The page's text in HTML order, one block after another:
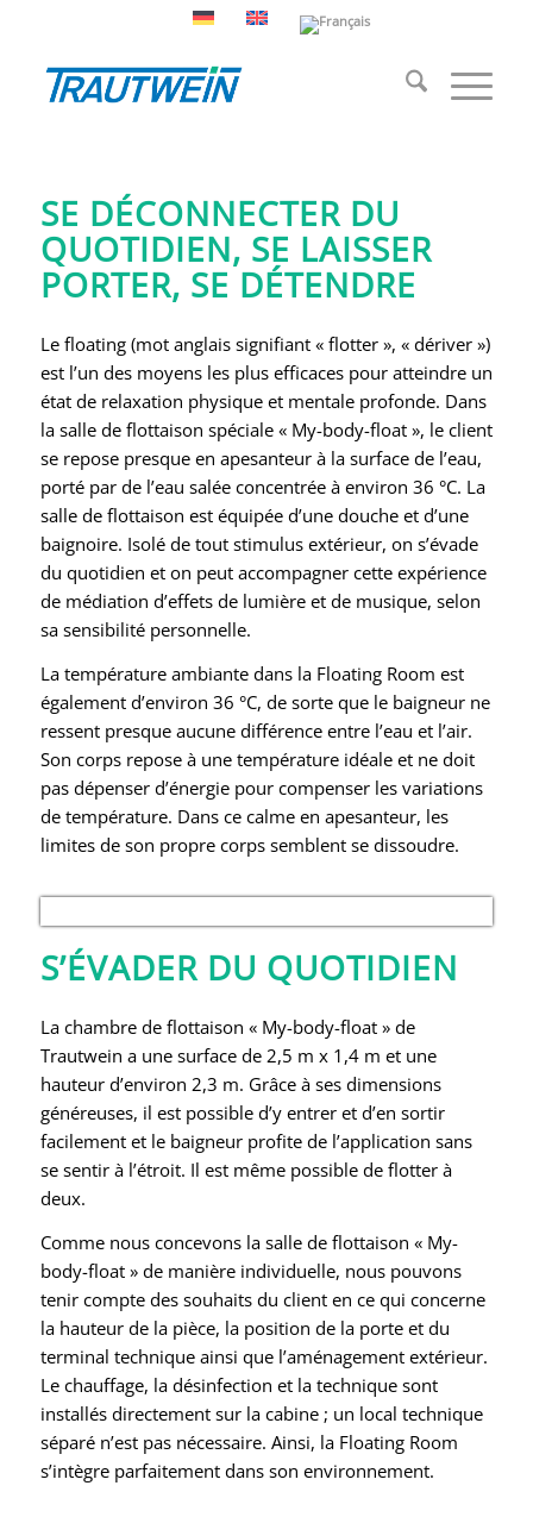
Salle flottante
SE DÉCONNECTER DU
QUOTIDIEN, SE LAISSER
PORTER, SE DÉTENDRE
Le floating (mot anglais signifiant « flotter », « dériver »)
est l’un des moyens les plus efficaces pour atteindre un
état de relaxation physique et mentale profonde. Dans
la salle de flottaison spéciale « My-body-float », le client
se repose presque en apesanteur à la surface de l’eau,
porté par de l’eau salée concentrée à environ 36 °C. La
salle de flottaison est équipée d’une douche et d’une
baignoire. Isolé de tout stimulus extérieur, on s’évade
du quotidien et on peut accompagner cette expérience
de médiation d’effets de lumière et de musique, selon
sa sensibilité personnelle.
La température ambiante dans la Floating Room est
également d’environ 36 °C, de sorte que le baigneur ne
ressent presque aucune différence entre l’eau et l’air.
Son corps repose à une température idéale et ne doit
pas dépenser d’énergie pour compenser les variations
de température. Dans ce calme en apesanteur, les
limites de son propre corps semblent se dissoudre.
S’ÉVADER DU QUOTIDIEN
La chambre de flottaison « My-body-float » de
Trautwein a une surface de 2,5 m x 1,4 m et une
hauteur d’environ 2,3 m. Grâce à ses dimensions
généreuses, il est possible d’y entrer et d’en sortir
facilement et le baigneur profite de l’application sans
se sentir à l’étroit. Il est même possible de flotter à
deux.
Comme nous concevons la salle de flottaison « My-
body-float » de manière individuelle, nous pouvons
tenir compte des souhaits du client en ce qui concerne
la hauteur de la pièce, la position de la porte et du
terminal technique ainsi que l’aménagement extérieur.
Le chauffage, la désinfection et la technique sont
installés directement sur la cabine ; un local technique
séparé n’est pas nécessaire. Ainsi, la Floating Room
s’intègre parfaitement dans son environnement.